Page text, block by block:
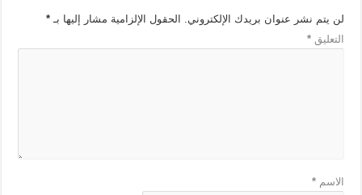
لن يتم نشر عنوان بريدك الإلكتروني. الحقول الإلزامية مشار إليها بـ*
التعليق*
الاسم*